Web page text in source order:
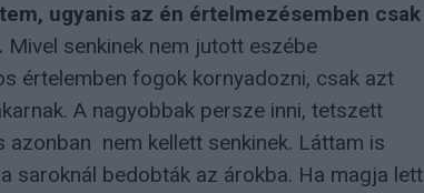
ugyanis az én értelmezésemben csak
Mivel senkinek nem jutott eszébe
értelemben fogok kornyadozni, csak azt
A nagyobbak persze inni, tetszett
azonban nem kellett senkinek. Láttam is
saroknál bedobták az árokba. Ha magja lett